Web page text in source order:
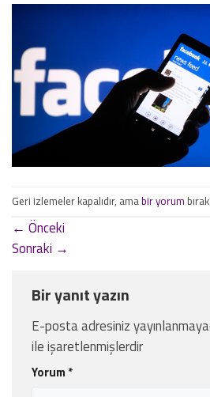
Geri izlemeler kapalıdır, amabir yorum
← Önceki
Sonraki →
Bir yanıt yazın
E-posta adresiniz
ile işaretlenmişlerdir
Yorum *